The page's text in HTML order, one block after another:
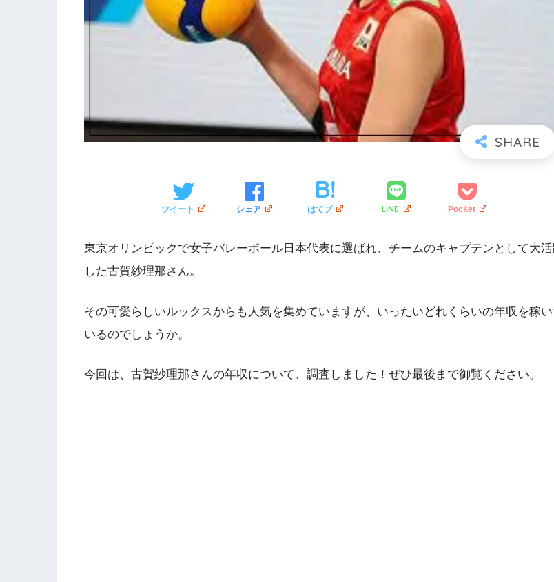
ツイート シェア はてブ LINE Pocket
東京オリンピックで女子バレーボール日本代表に選ばれ、チームのキャプテンとして大
した古賀紗理那さん。
その可愛らしいルックスからも人気を集めていますが、いったいどれくらいの年収を稼
いるのでしょうか。
今回は、古賀紗理那さんの年収について、調査しました！ぜひ最後まで御覧ください。